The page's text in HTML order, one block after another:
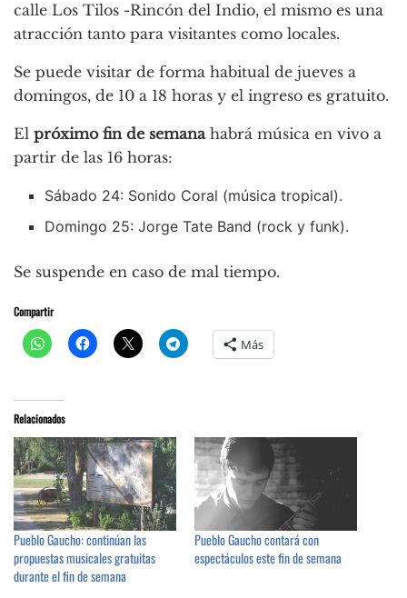
calle Los Tilos -Rincón del Indio, el mismo es una
atracción tanto para visitantes como locales.
Se puede visitar de forma habitual de jueves a
domingos, de 10 a 18 horas y el ingreso es gratuito.
El próximo fin de semana habrá música en vivo a
partir de las 16 horas:
Sábado 24: Sonido Coral (música tropical).
Domingo 25: Jorge Tate Band (rock y funk).
Se suspende en caso de mal tiempo.
Compartir
Más
Relacionados
Pueblo Gaucho: continúan las
propuestas musicales gratuitas
durante el fin de semana
Pueblo Gaucho contará con
espectáculos este fin de semana